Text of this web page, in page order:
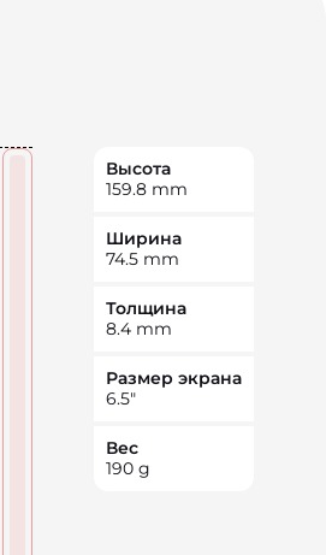
Высота
159.8 mm
Ширина
74.5 mm
Толщина
8.4 mm
Размер экрана
6.5"
Вес
190 g